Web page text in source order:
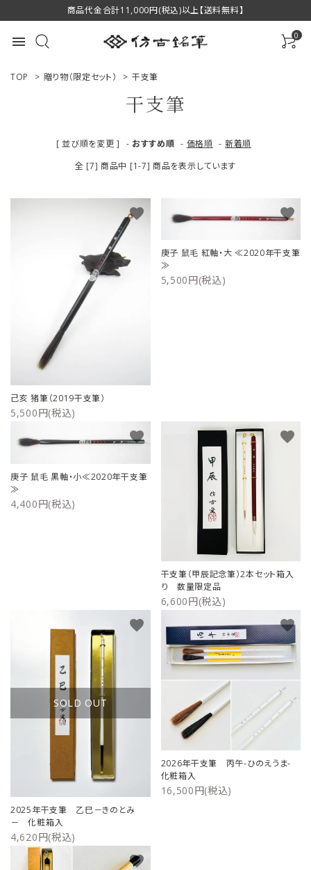
商品代金合計11,000円(税込)以上【送料無料】
menu 0
ACCOUNT MENU
私たちについて
ご利用ガイド
プライバシーポリシー
特定商取引法について
お問い合わせ
TOP > 贈り物（限定セット） > 干支筆
干支筆
[ 並び順を変更 ] - おすすめ順 - 価格順 - 新着順
全 [7] 商品中 [1-7] 商品を表示しています
己亥 猪筆（2019干支筆）
5,500円(税込)
favorite
庚子 鼠毛 紅軸・大 ≪2020年干支筆
≫
5,500円(税込)
favorite
庚子 鼠毛 黒軸・小≪2020年干支筆
≫
4,400円(税込)
favorite
干支筆（甲辰記念筆）2本セット箱入
り 数量限定品
6,600円(税込)
favorite
SOLD OUT
2025年干支筆 乙巳－きのとみ
－ 化粧箱入
4,620円(税込)
favorite
2026年干支筆 丙午-ひのえうま-
化粧箱入
16,500円(税込)
favorite
favorite